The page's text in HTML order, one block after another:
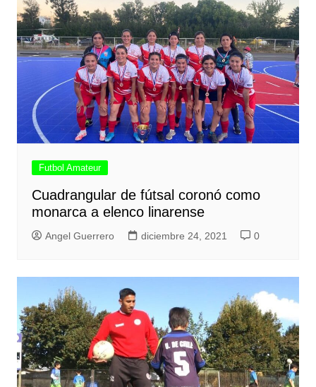
Futbol Amateur
Cuadrangular de fútsal coronó como
monarca a elenco linarense
Angel Guerrero diciembre 24, 2021 0